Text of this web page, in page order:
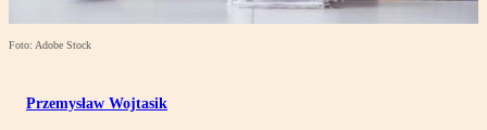
Foto: Adobe Stock
Przemysław Wojtasik